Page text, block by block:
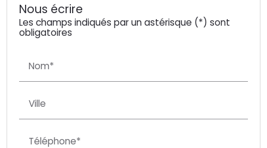
Nous écrire
Les champs indiqués par un astérisque (*) sont
obligatoires
Nom*
Ville
Téléphone*